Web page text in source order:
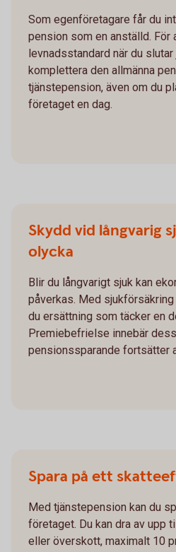
Som egenföretagare får du
pension som en anställd. För
levnadsstandard när du
komplettera den allmänna
tjänstepension, även om du
företaget en dag.
Skydd vid långvarig
olycka
Blir du långvarigt sjuk kan
påverkas. Med
du ersättning som täcker en
Premiebefrielse innebär
pensionssparande fortsätter
Spara på ett
Med tjänstepension kan du
företaget. Du kan dra av upp
eller överskott, maximalt 10